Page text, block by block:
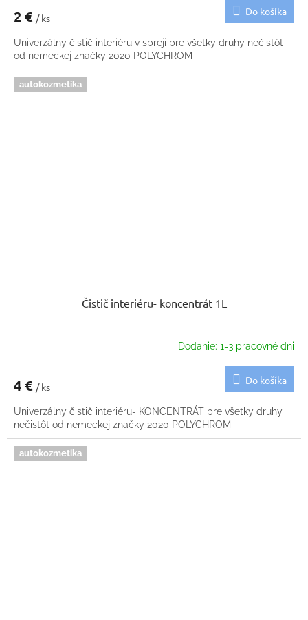
2 € / ks
Do košíka
Univerzálny čistič interiéru v spreji pre všetky druhy nečistôt
od nemeckej značky 2020 POLYCHROM
autokozmetika
Čistič interiéru- koncentrát 1L
Dodanie: 1-3 pracovné dni
4 € / ks
Do košíka
Univerzálny čistič interiéru- KONCENTRÁT pre všetky druhy
nečistôt od nemeckej značky 2020 POLYCHROM
autokozmetika